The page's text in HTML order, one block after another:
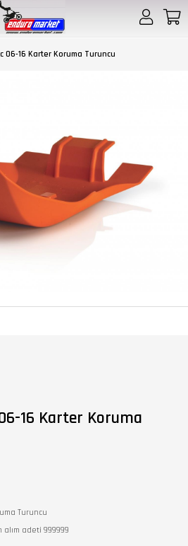
06-16 Karter Koruma Turuncu
16 Karter Koruma
Turuncu
alım adeti 999999